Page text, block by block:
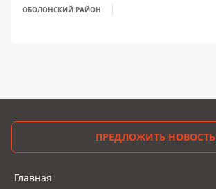
ОБОЛОНСКИЙ РАЙОН
ПРЕДЛОЖИТЬ НОВОСТЬ
Главная